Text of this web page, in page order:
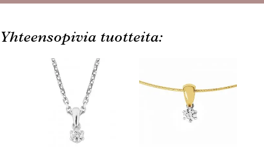
Yhteensopivia tuotteita: